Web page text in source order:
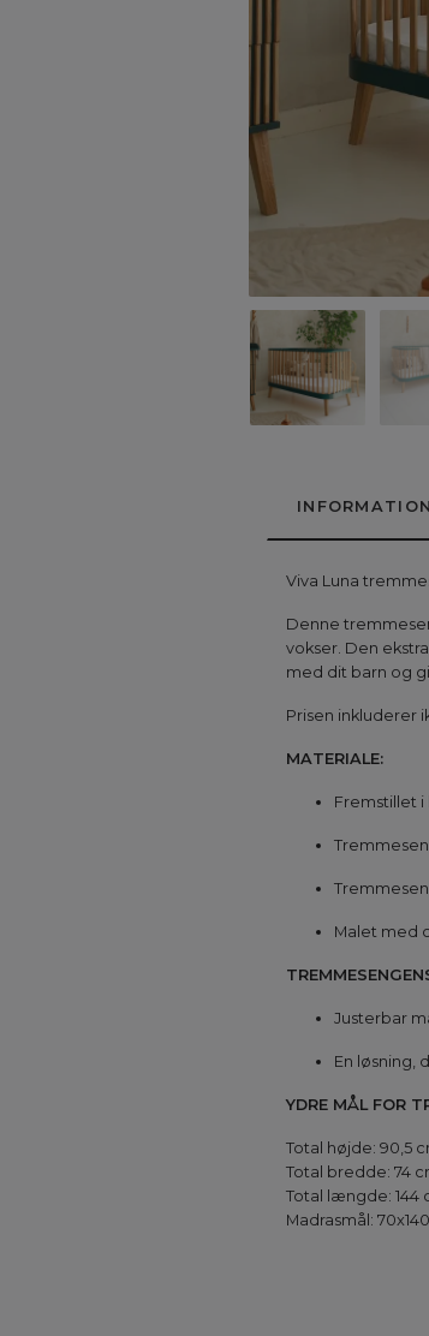
INFORMATION
Viva Luna
Denne
vokser. Den
med dit barn og
Prisen inkluderer
MATERIALE:
Fremstillet
Malet med
Justerbar
En løsning,
YDRE MÅL FOR
Total højde: 90,5
Total bredde: 74
Total længde: 144
Madrasmål: